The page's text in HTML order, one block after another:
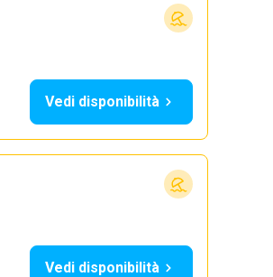
Vedi disponibilità
Vedi disponibilità